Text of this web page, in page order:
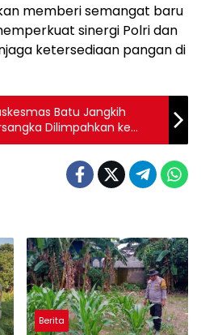
memberi semangat baru
sinergi Polri dan
ketersediaan pangan di
Batu Jangkih
Dilimpahkan ke
Berita